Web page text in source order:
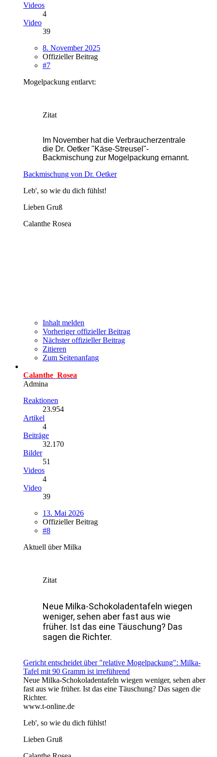
Videos
4
Video
39
8. November 2025
Offizieller Beitrag
#7
Mogelpackung entlarvt:
Zitat
Im November hat die Verbraucherzentrale
die Dr. Oetker "Käse-Streusel"-
Backmischung zur Mogelpackung ernannt.
Backmischung von Dr. Oetker
Leb', so wie du dich fühlst!
Lieben Gruß
Calanthe Rosea
Inhalt melden
Vorheriger offizieller Beitrag
Nächster offizieller Beitrag
Zitieren
Zum Seitenanfang
Calanthe_Rosea
Admina
Reaktionen
23.954
Artikel
4
Beiträge
32.170
Bilder
51
Videos
4
Video
39
13. Mai 2026
Offizieller Beitrag
#8
Aktuell über Milka
Zitat
Neue Milka-Schokoladentafeln wiegen
weniger, sehen aber fast aus wie
früher. Ist das eine Täuschung? Das
sagen die Richter.
Gericht entscheidet über "relative Mogelpackung": Milka-
Tafel mit 90 Gramm ist irreführend
Neue Milka-Schokoladentafeln wiegen weniger, sehen aber
fast aus wie früher. Ist das eine Täuschung? Das sagen die
Richter.
www.t-online.de
Leb', so wie du dich fühlst!
Lieben Gruß